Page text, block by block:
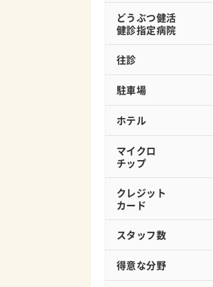
どうぶつ健活
健診指定病院
往診
駐車場
ホテル
マイクロ
チップ
クレジット
カード
スタッフ数
得意な分野